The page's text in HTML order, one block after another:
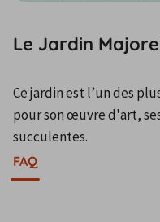
Le Jardin
Ce jardin est l’un des
pour son œuvre d'art,
succulentes.
FAQ